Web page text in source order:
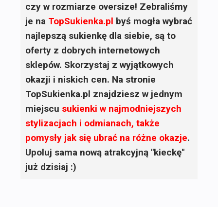
czy w rozmiarze oversize! Zebraliśmy
je na TopSukienka.pl byś mogła wybrać
najlepszą sukienkę dla siebie, są to
oferty z dobrych internetowych
sklepów. Skorzystaj z wyjątkowych
okazji i niskich cen. Na stronie
TopSukienka.pl znajdziesz w jednym
miejscu sukienki w najmodniejszych
stylizacjach i odmianach, także
pomysły jak się ubrać na różne okazje.
Upoluj sama nową atrakcyjną "kieckę"
już dzisiaj :)